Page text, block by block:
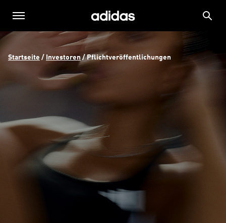
Startseite / Investoren / Pflichtveröffentlichungen